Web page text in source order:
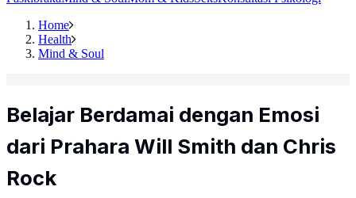
Home
Health
Mind & Soul
Belajar Berdamai dengan Emosi
dari Prahara Will Smith dan Chris
Rock